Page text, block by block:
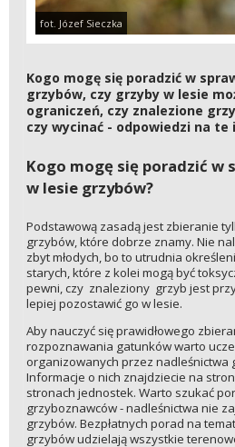
fot. Józef Sieczka
Kogo mogę się poradzić w
grzybów, czy grzyby w lesie
ograniczeń, czy znalezione
czy wycinać - odpowiedzi na te
Kogo mogę się poradzić w
w lesie grzybów?
Podstawową zasadą jest zbieranie
grzybów, które dobrze znamy. Nie
zbyt młodych, bo to utrudnia
starych, które z kolei mogą być
pewni, czy znaleziony grzyb jest
lepiej pozostawić go w lesie.
Aby nauczyć się prawidłowego
rozpoznawania gatunków warto
organizowanych przez nadleśnictwa
Informacje o nich znajdziecie na
stronach jednostek. Warto szukać
grzyboznawców - nadleśnictwa nie
grzybów. Bezpłatnych porad na
grzybów udzielają wszystkie